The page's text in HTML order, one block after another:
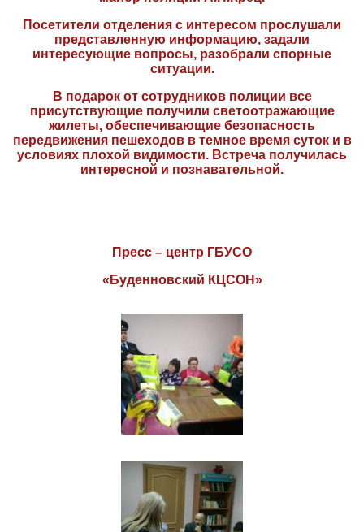
Посетители отделения с интересом прослушали
представленную информацию, задали
интересующие вопросы, разобрали спорные
ситуации.
В подарок от сотрудников полиции все
присутствующие получили светоотражающие
жилеты, обеспечивающие безопасность
передвижения пешеходов в темное время суток и в
условиях плохой видимости. Встреча получилась
интересной и познавательной.
Пресс – центр ГБУСО
«Буденновский КЦСОН»